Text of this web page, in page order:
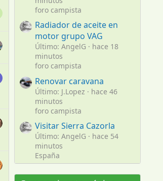
foro campista
Radiador de aceite en
motor grupo VAG
Último: AngelG
hace 18
minutos
foro campista
Renovar caravana
Último: J.Lopez
hace 46
minutos
foro campista
Visitar Sierra Cazorla
Último: AngelG
hace 54
minutos
España